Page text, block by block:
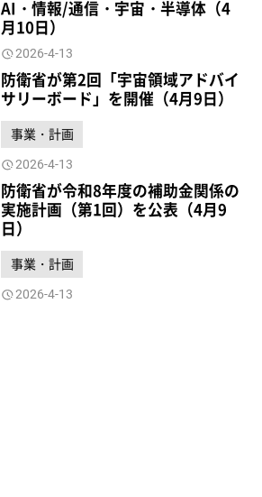
AI・情報/通信・宇宙・半導体（4
月10日）
2026-4-13
防衛省が第2回「宇宙領域アドバイ
サリーボード」を開催（4月9日）
事業・計画
2026-4-13
防衛省が令和8年度の補助金関係の
実施計画（第1回）を公表（4月9
日）
事業・計画
2026-4-13